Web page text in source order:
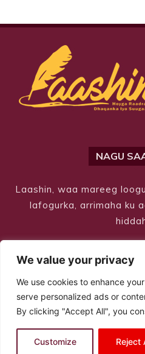
We value your privacy
We use cookies to enhance
serve personalized ads or
By clicking "Accept All", you
Customize Reject
NAGU
Laashin, waa mareeg
lafogurka, arrimaha ku
© Copyright 2026 – Laashin.